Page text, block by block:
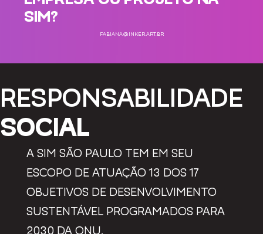
SIM?
FABIANA@INKER.ART.BR
RESPONSABILIDADE
SOCIAL
A SIM SÃO PAULO TEM EM SEU
ESCOPO DE ATUAÇÃO 13 DOS 17
OBJETIVOS DE DESENVOLVIMENTO
SUSTENTÁVEL PROGRAMADOS PARA
2030 DA ONU.